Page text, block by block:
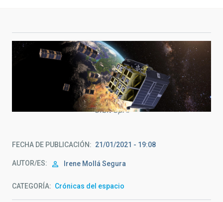
navegación
Imagen simulada de una cápsula liberando
nanosatélites independientes en el espacio. Crédito: D-
Orbit SpA.
FECHA DE PUBLICACIÓN 21/01/2021 - 19:08
AUTOR/ES Irene Mollá Segura
CATEGORÍA Crónicas del espacio